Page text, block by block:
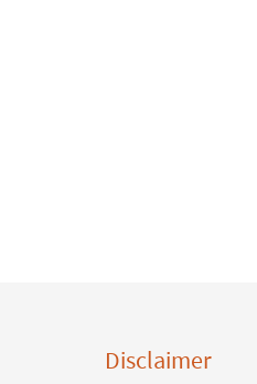
Disclaimer